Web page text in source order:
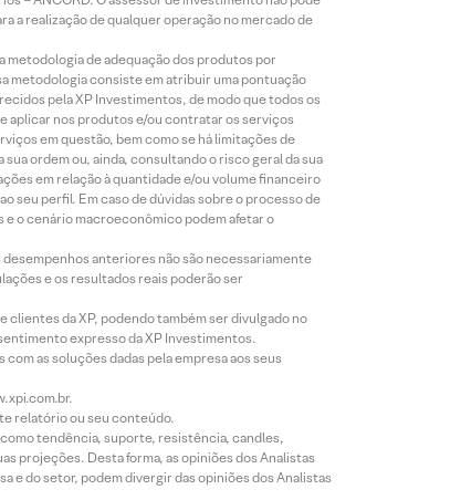
a realização de qualquer operação no mercado de
de adequação dos produtos por
metodologia consiste em atribuir uma pontuação
pela XP Investimentos, de modo que todos os
aplicar nos produtos e/ou contratar os serviços
em questão, bem como se há limitações de
ordem ou, ainda, consultando o risco geral da sua
em relação à quantidade e/ou volume financeiro
seu perfil. Em caso de dúvidas sobre o processo de
o cenário macroeconômico podem afetar o
anteriores não são necessariamente
e os resultados reais poderão ser
da XP, podendo também ser divulgado no
expresso da XP Investimentos.
as soluções dadas pela empresa aos seus
relatório ou seu conteúdo.
tendência, suporte, resistência, candles,
projeções. Desta forma, as opiniões dos Analistas
e do setor, podem divergir das opiniões dos Analistas